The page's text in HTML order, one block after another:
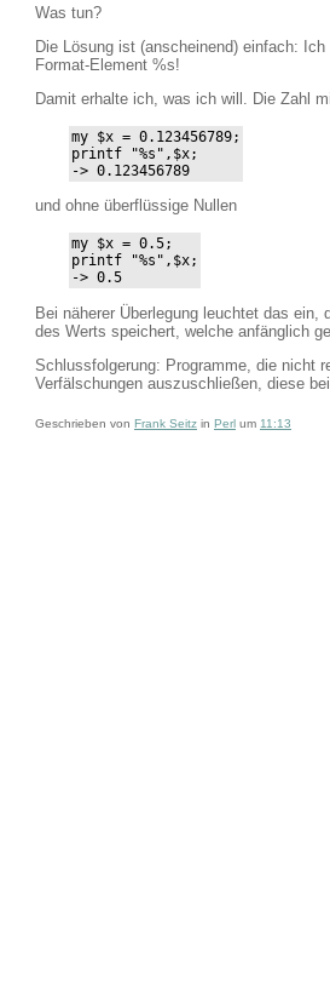
Was tun?
Die Lösung ist (anscheinend) einfach:
Format-Element %s!
Damit erhalte ich, was ich will. Die Zahl
my $x = 0.123456789;
printf "%s",$x;
-> 0.123456789
und ohne überflüssige Nullen
my $x = 0.5;
printf "%s",$x;
-> 0.5
Bei näherer Überlegung leuchtet das ein,
des Werts speichert, welche anfänglich
Schlussfolgerung: Programme, die nicht
Verfälschungen auszuschließen, diese
Geschrieben von Frank Seitz in Perl um 11:13